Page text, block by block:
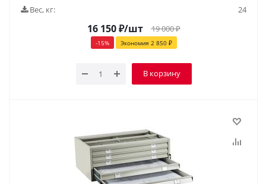
Вес, кг:
24
16 150₽/шт 19 000₽
-15% Экономия 2 850₽
В корзину